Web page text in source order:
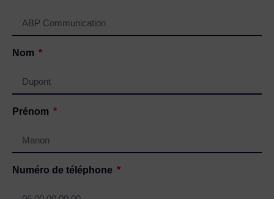
Nom
Prénom
Numéro de téléphone